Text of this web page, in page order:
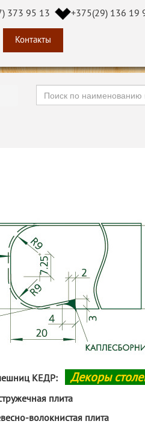
373 95 13 +375(29) 136 19
Контакты
КЕДР: Декоры
плита
волокнистая плита